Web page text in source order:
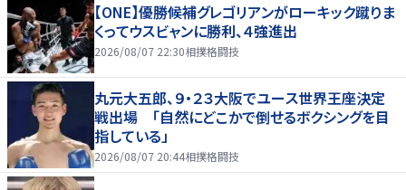
【ONE】優勝候補グレゴリアンがローキック蹴りま
くってウスビャンに勝利、４強進出
2026/08/07 22:30相撲格闘技
丸元大五郎、９・２３大阪でユース世界王座決定
戦出場 「自然にどこかで倒せるボクシングを目
指している」
2026/08/07 20:44相撲格闘技